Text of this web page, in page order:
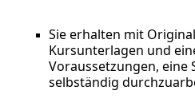
Sie erhalten mit
Kursunterlagen und
Voraussetzungen, eine
selbständig